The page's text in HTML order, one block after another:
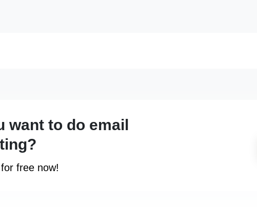
want to do email
free now!